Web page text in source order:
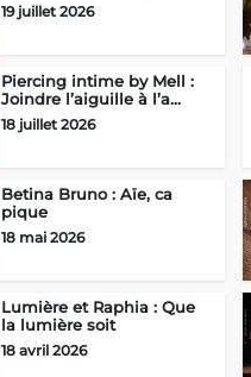
19 juillet 2026
Piercing intime by Mell :
Joindre l’aiguille à l’a...
18 juillet 2026
Betina Bruno : Aïe, ca
pique
18 mai 2026
Lumière et Raphia : Que
la lumière soit
18 avril 2026